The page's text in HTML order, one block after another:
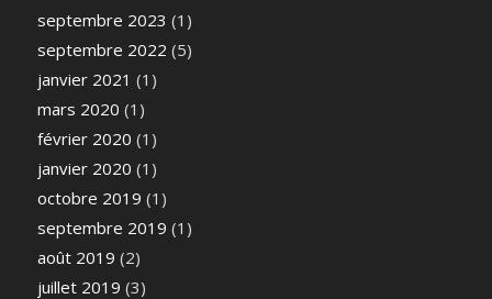
septembre 2023 (1)
septembre 2022 (5)
janvier 2021 (1)
mars 2020 (1)
février 2020 (1)
janvier 2020 (1)
octobre 2019 (1)
septembre 2019 (1)
août 2019 (2)
juillet 2019 (3)